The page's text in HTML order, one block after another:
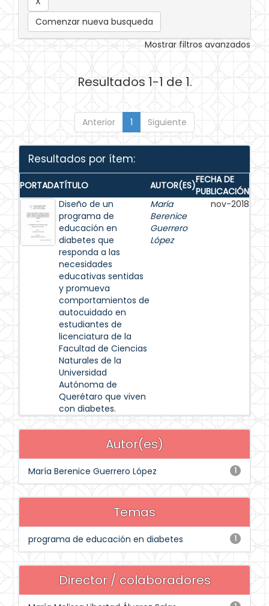
Comenzar nueva busqueda
Mostrar filtros avanzados
Resultados 1-1 de 1.
Anterior 1 Siguiente
Resultados por ítem:
PORTADATÍTULO AUTOR(ES)FECHA DE
PUBLICACIÓN
Diseño de un
programa de
educación en
diabetes que
responda a las
necesidades
educativas sentidas
y promueva
comportamientos de
autocuidado en
estudiantes de
licenciatura de la
Facultad de Ciencias
Naturales de la
Universidad
Autónoma de
Querétaro que viven
con diabetes.
María
Berenice
Guerrero
López
nov-2018
Autor(es)
1
María Berenice Guerrero López
Temas
1
programa de educación en diabetes
Director / colaboradores